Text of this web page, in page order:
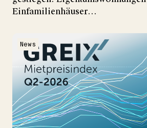
Einfamilienhäuser…
News